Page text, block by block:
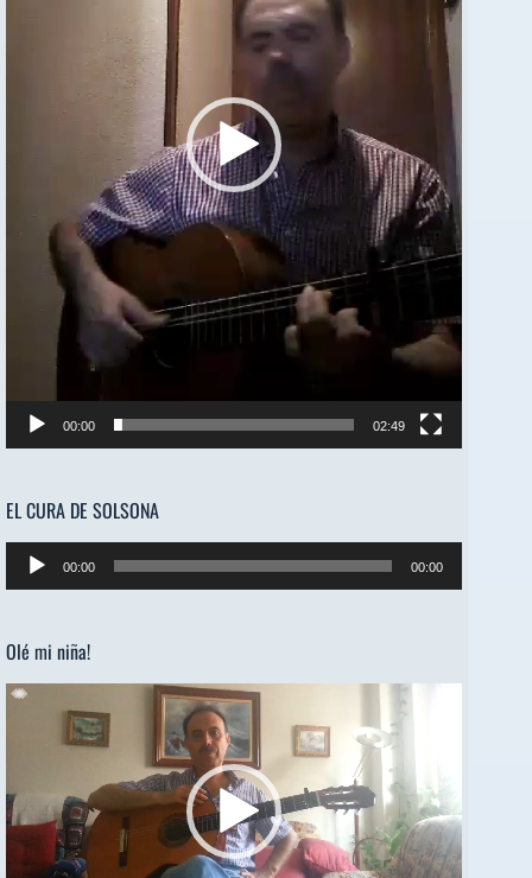
00:00 02:49
EL CURA DE SOLSONA
Reproductor
de
00:00 00:00
Olé mi niña!
Reproductor